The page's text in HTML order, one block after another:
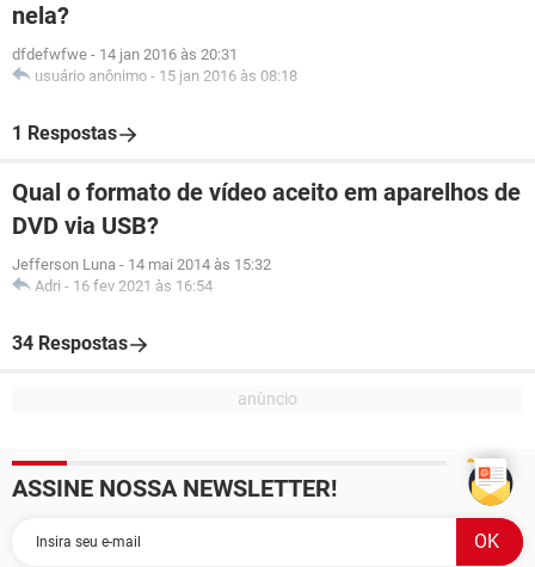
nela?
dfdefwfwe - 14 jan 2016 às 20:31
usuário anônimo - 15 jan 2016 às 08:18
1 Respostas
Qual o formato de vídeo aceito em aparelhos de
DVD via USB?
Jefferson Luna - 14 mai 2014 às 15:32
Adri - 16 fev 2021 às 16:54
34 Respostas
ASSINE NOSSA NEWSLETTER!